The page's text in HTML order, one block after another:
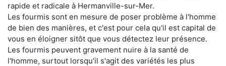
rapide et radicale à Hermanville-sur-Mer.
Les fourmis sont en mesure de poser problème à l'homme
de bien des manières, et c'est pour cela qu'il est capital de
vous en éloigner sitôt que vous détectez leur présence.
Les fourmis peuvent gravement nuire à la santé de
l'homme, surtout lorsqu'il s'agit des variétés les plus